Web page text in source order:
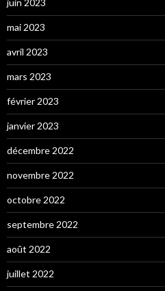
juin 2023
mai 2023
avril 2023
mars 2023
février 2023
janvier 2023
décembre 2022
novembre 2022
octobre 2022
septembre 2022
août 2022
juillet 2022